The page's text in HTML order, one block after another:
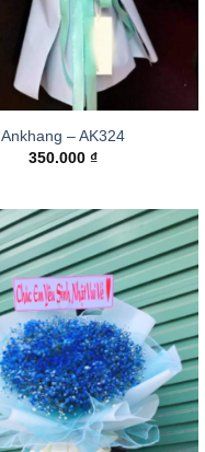
Ankhang – AK324
350.000₫